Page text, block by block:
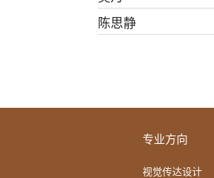
陈思静
专业方向
视觉传达设计